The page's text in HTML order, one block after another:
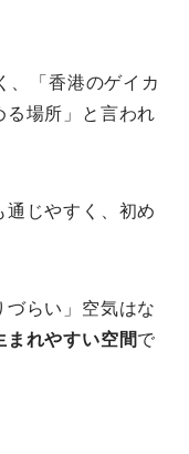
、「香港のゲイカ
る場所」と言われ
通じやすく、初め
らい」空気はな
まれやすい空間で